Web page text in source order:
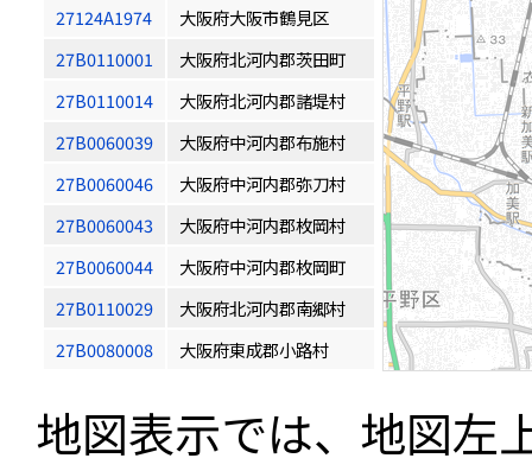
27124A1974
大阪府大阪市鶴見区
27B0110001
大阪府北河内郡茨田町
27B0110014
大阪府北河内郡諸堤村
27B0060039
大阪府中河内郡布施村
27B0060046
大阪府中河内郡弥刀村
27B0060043
大阪府中河内郡枚岡村
27B0060044
大阪府中河内郡枚岡町
27B0110029
大阪府北河内郡南郷村
27B0080008
大阪府東成郡小路村
地図表示では、地図左